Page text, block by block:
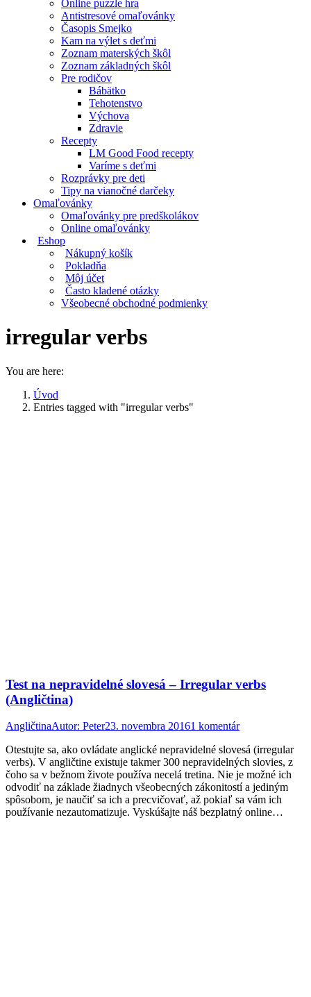
Online puzzle hra
Antistresové omaľovánky
Časopis Smejko
Kam na výlet s deťmi
Zoznam materských škôl
Zoznam základných škôl
Pre rodičov
Bábätko
Tehotenstvo
Výchova
Zdravie
Recepty
LM Good Food recepty
Varíme s deťmi
Rozprávky pre deti
Tipy na vianočné darčeky
Omaľovánky
Omaľovánky pre predškolákov
Online omaľovánky
Eshop
Nákupný košík
Pokladňa
Môj účet
Často kladené otázky
Všeobecné obchodné podmienky
irregular verbs
You are here:
Úvod
Entries tagged with "irregular verbs"
Test na nepravidelné slovesá – Irregular verbs
(Angličtina)
AngličtinaAutor: Peter23. novembra 20161 komentár
Otestujte sa, ako ovládate anglické nepravidelné slovesá (irregular
verbs). V angličtine existuje takmer 300 nepravidelných slovies, z
čoho sa v bežnom živote používa necelá tretina. Nie je možné ich
odvodiť na základe žiadnych všeobecných zákonitostí a jediným
spôsobom, je naučiť sa ich a precvičovať, až pokiaľ sa vám ich
používanie nezautomatizuje. Vyskúšajte náš bezplatný online…